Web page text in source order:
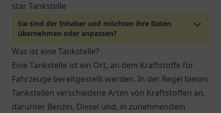
star Tankstelle
Sie sind der Inhaber und möchten ihre Daten
übernehmen oder anpassen?
Was ist eine Tankstelle?
Eine Tankstelle ist ein Ort, an dem Kraftstoffe für
Fahrzeuge bereitgestellt werden. In der Regel bieten
Tankstellen verschiedene Arten von Kraftstoffen an,
darunter Benzin, Diesel und, in zunehmendem